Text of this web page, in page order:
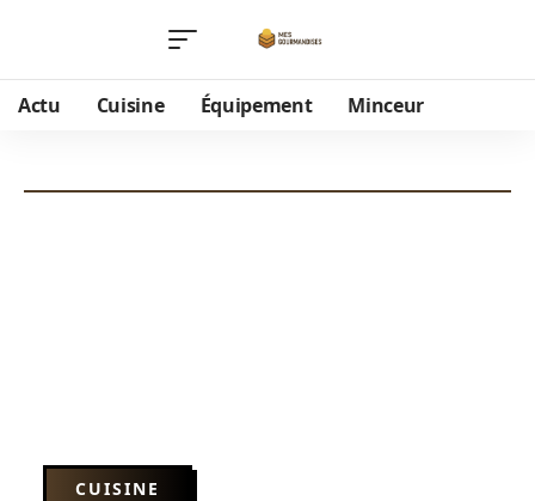
Actu Cuisine Équipement Minceur
CUISINE